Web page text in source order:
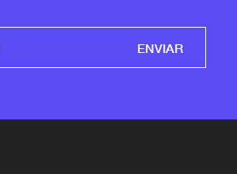
ENVIAR